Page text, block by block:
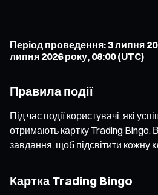
Період проведення: 3 липня
липня 2026 року, 08:00 (UTC)
Правила події
Під час події користувачі, які
отримають картку Trading Bingo.
завдання, щоб підсвітити кожну
Картка Trading Bingo